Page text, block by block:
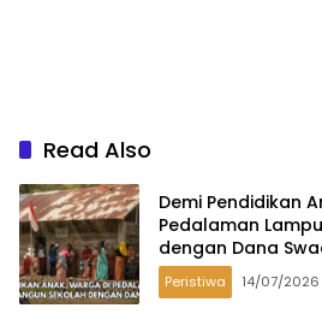
Read Also
Demi Pendidikan
Pedalaman
dengan Dana
Peristiwa 14/07/2026